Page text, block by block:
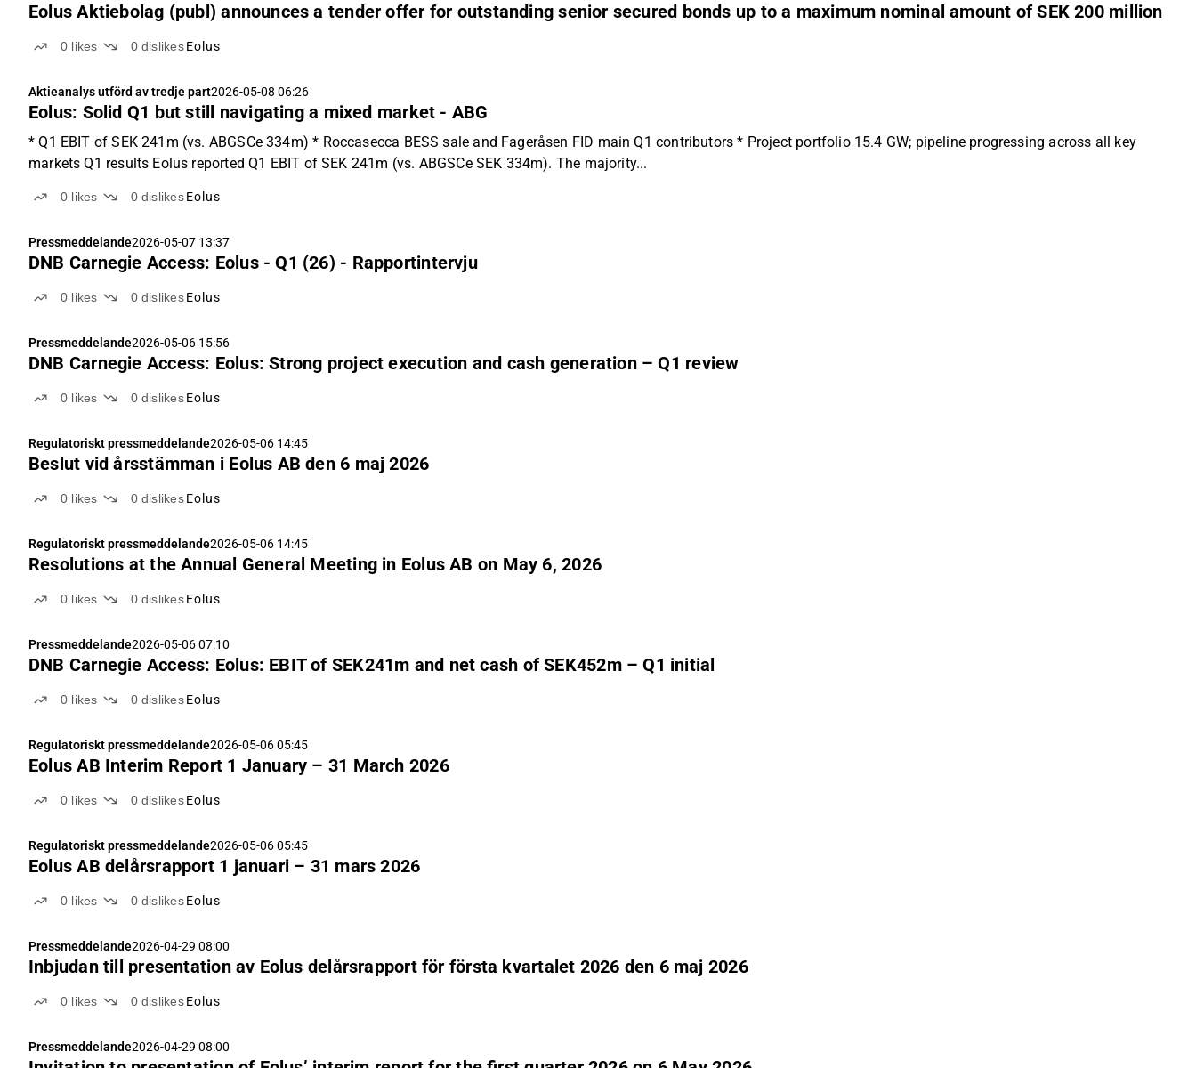
Eolus Aktiebolag (publ) announces a tender offer for outstanding senior secured bonds up to a maximum nominal amount of SEK 200 million
0 likes 0 dislikes Eolus
Aktieanalys utförd av tredje part2026-05-08 06:26
Eolus: Solid Q1 but still navigating a mixed market - ABG
* Q1 EBIT of SEK 241m (vs. ABGSCe 334m) * Roccasecca BESS sale and Fageråsen FID main Q1 contributors * Project portfolio 15.4 GW; pipeline progressing across all key
markets Q1 results Eolus reported Q1 EBIT of SEK 241m (vs. ABGSCe SEK 334m). The majority...
0 likes 0 dislikes Eolus
Pressmeddelande2026-05-07 13:37
DNB Carnegie Access: Eolus - Q1 (26) - Rapportintervju
0 likes 0 dislikes Eolus
Pressmeddelande2026-05-06 15:56
DNB Carnegie Access: Eolus: Strong project execution and cash generation – Q1 review
0 likes 0 dislikes Eolus
Regulatoriskt pressmeddelande2026-05-06 14:45
Beslut vid årsstämman i Eolus AB den 6 maj 2026
0 likes 0 dislikes Eolus
Regulatoriskt pressmeddelande2026-05-06 14:45
Resolutions at the Annual General Meeting in Eolus AB on May 6, 2026
0 likes 0 dislikes Eolus
Pressmeddelande2026-05-06 07:10
DNB Carnegie Access: Eolus: EBIT of SEK241m and net cash of SEK452m – Q1 initial
0 likes 0 dislikes Eolus
Regulatoriskt pressmeddelande2026-05-06 05:45
Eolus AB Interim Report 1 January – 31 March 2026
0 likes 0 dislikes Eolus
Regulatoriskt pressmeddelande2026-05-06 05:45
Eolus AB delårsrapport 1 januari – 31 mars 2026
0 likes 0 dislikes Eolus
Pressmeddelande2026-04-29 08:00
Inbjudan till presentation av Eolus delårsrapport för första kvartalet 2026 den 6 maj 2026
0 likes 0 dislikes Eolus
Pressmeddelande2026-04-29 08:00